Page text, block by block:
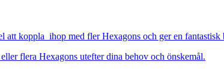
att koppla ihop med fler Hexagons och ger en fantastisk
flera Hexagons utefter dina behov och önskemål.